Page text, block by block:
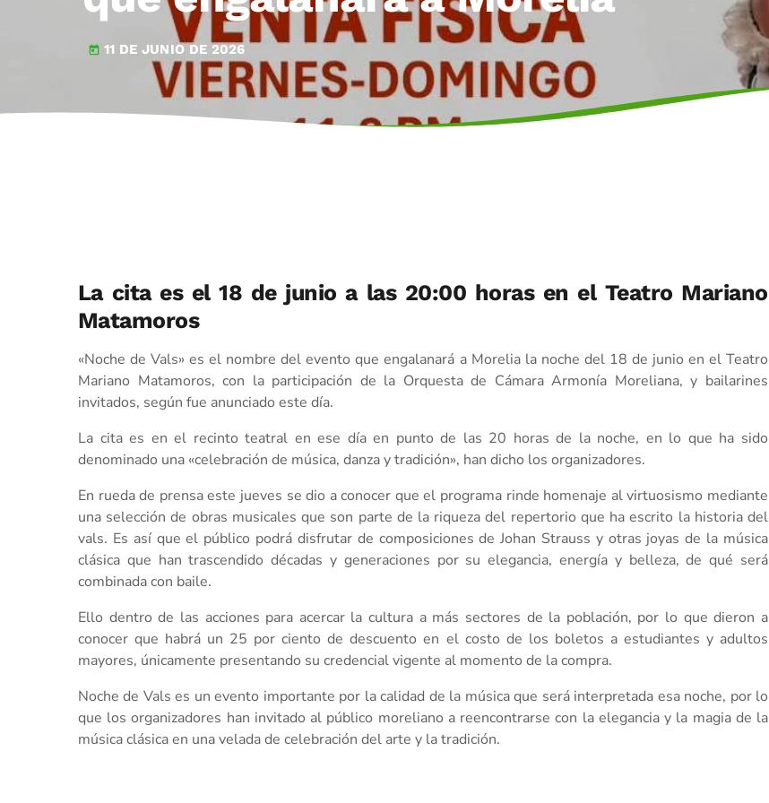
today 11 DE JUNIO DE 2026
La cita es el 18 de junio a las 20:00 horas en el Teatro Mariano
Matamoros
«Noche de Vals» es el nombre del evento que engalanará a Morelia la noche del 18 de junio en el Teatro
Mariano Matamoros, con la participación de la Orquesta de Cámara Armonía Moreliana, y bailarines
invitados, según fue anunciado este día.
La cita es en el recinto teatral en ese día en punto de las 20 horas de la noche, en lo que ha sido
denominado una «celebración de música, danza y tradición», han dicho los organizadores.
En rueda de prensa este jueves se dio a conocer que el programa rinde homenaje al virtuosismo mediante
una selección de obras musicales que son parte de la riqueza del repertorio que ha escrito la historia del
vals. Es así que el público podrá disfrutar de composiciones de Johan Strauss y otras joyas de la música
clásica que han trascendido décadas y generaciones por su elegancia, energía y belleza, de qué será
combinada con baile.
Ello dentro de las acciones para acercar la cultura a más sectores de la población, por lo que dieron a
conocer que habrá un 25 por ciento de descuento en el costo de los boletos a estudiantes y adultos
mayores, únicamente presentando su credencial vigente al momento de la compra.
Noche de Vals es un evento importante por la calidad de la música que será interpretada esa noche, por lo
que los organizadores han invitado al público moreliano a reencontrarse con la elegancia y la magia de la
música clásica en una velada de celebración del arte y la tradición.